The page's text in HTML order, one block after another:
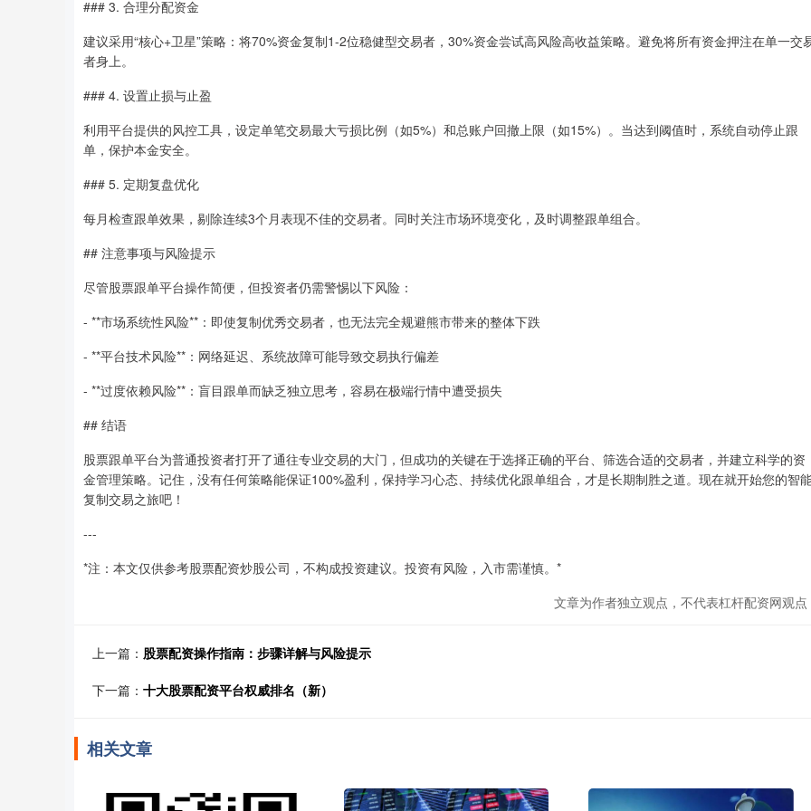
### 3. 合理分配资金
建议采用“核心+卫星”策略：将70%资金复制1-2位稳健型交易者，30%资金尝试高风险高收益策略。避免将所有资金押注在单一交
者身上。
### 4. 设置止损与止盈
利用平台提供的风控工具，设定单笔交易最大亏损比例（如5%）和总账户回撤上限（如15%）。当达到阈值时，系统自动停止跟
单，保护本金安全。
### 5. 定期复盘优化
每月检查跟单效果，剔除连续3个月表现不佳的交易者。同时关注市场环境变化，及时调整跟单组合。
## 注意事项与风险提示
尽管股票跟单平台操作简便，但投资者仍需警惕以下风险：
- **市场系统性风险**：即使复制优秀交易者，也无法完全规避熊市带来的整体下跌
- **平台技术风险**：网络延迟、系统故障可能导致交易执行偏差
- **过度依赖风险**：盲目跟单而缺乏独立思考，容易在极端行情中遭受损失
## 结语
股票跟单平台为普通投资者打开了通往专业交易的大门，但成功的关键在于选择正确的平台、筛选合适的交易者，并建立科学的资
金管理策略。记住，没有任何策略能保证100%盈利，保持学习心态、持续优化跟单组合，才是长期制胜之道。现在就开始您的智
复制交易之旅吧！
---
*注：本文仅供参考股票配资炒股公司，不构成投资建议。投资有风险，入市需谨慎。*
文章为作者独立观点，不代表杠杆配资网观点
上一篇： 股票配资操作指南：步骤详解与风险提示
下一篇： 十大股票配资平台权威排名（新）
相关文章